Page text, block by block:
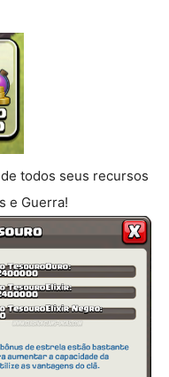
todos seus recursos
e Guerra!